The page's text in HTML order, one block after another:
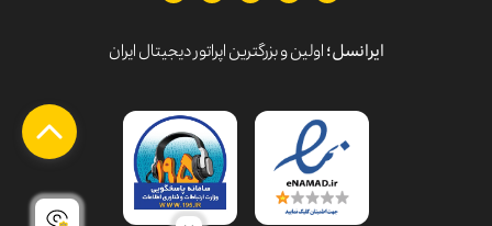
ایرانسل؛اولین و بزرگترین اپراتور دیجیتال ایران